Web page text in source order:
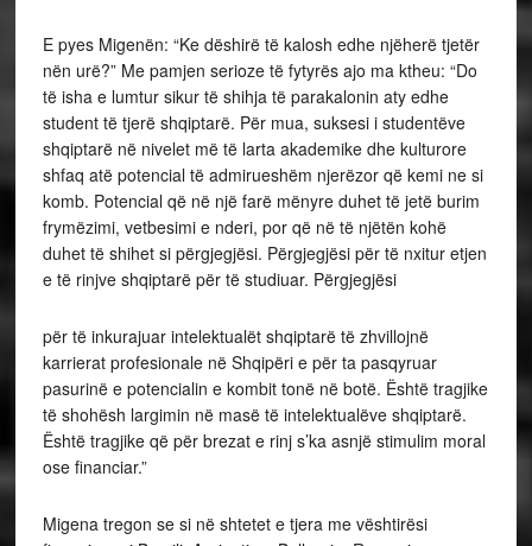
E pyes Migenën: “Ke dëshirë të kalosh edhe njëherë tjetër
nën urë?” Me pamjen serioze të fytyrës ajo ma ktheu: “Do
të isha e lumtur sikur të shihja të parakalonin aty edhe
student të tjerë shqiptarë. Për mua, suksesi i studentëve
shqiptarë në nivelet më të larta akademike dhe kulturore
shfaq atë potencial të admirueshëm njerëzor që kemi ne si
komb. Potencial që në një farë mënyre duhet të jetë burim
frymëzimi, vetbesimi e nderi, por që në të njëtën kohë
duhet të shihet si përgjegjësi. Përgjegjësi për të nxitur etjen
e të rinjve shqiptarë për të studiuar. Përgjegjësi
për të inkurajuar intelektualët shqiptarë të zhvillojnë
karrierat profesionale në Shqipëri e për ta pasqyruar
pasurinë e potencialin e kombit tonë në botë. Është tragjike
të shohësh largimin në masë të intelektualëve shqiptarë.
Është tragjike që për brezat e rinj s’ka asnjë stimulim moral
ose financiar.”
Migena tregon se si në shtetet e tjera me vështirësi